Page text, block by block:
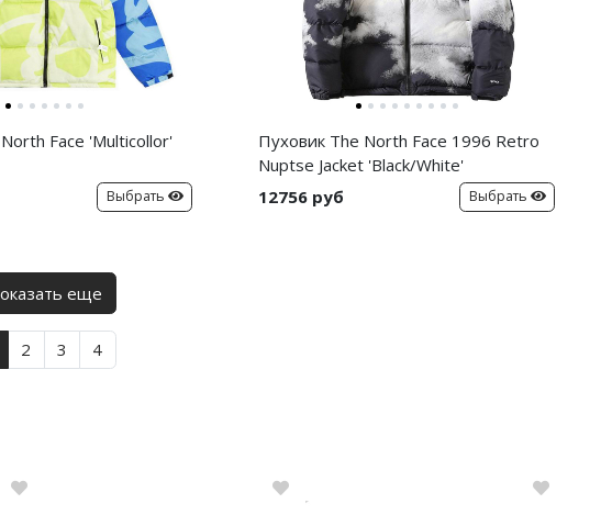
Face 'Multicollor'
Выбрать
Пуховик The North Face 1996 Retro
Nuptse Jacket 'Black/White'
12756 руб
Выбрать
еще
2 3 4